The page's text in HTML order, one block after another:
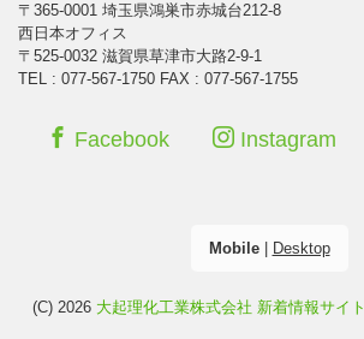
〒365-0001 埼玉県鴻巣市赤城台212-8
西日本オフィス
〒525-0032 滋賀県草津市大路2-9-1
TEL : 077-567-1750 FAX : 077-567-1755
Facebook Instagram
Mobile| Desktop
(C) 2026 大起理化工業株式会社 新着情報サイト